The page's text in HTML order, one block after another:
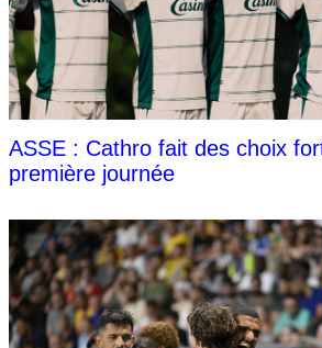
ASSE : Cathro fait des choix
première journée